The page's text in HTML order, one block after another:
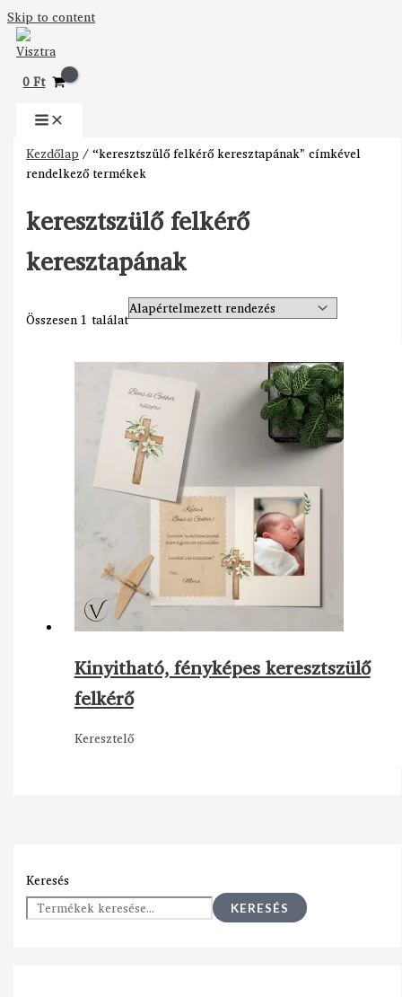
Skip to content
0Ft
Keresés
KERESÉS
Kezdőlap / “keresztszülő felkérő keresztapának” címkével
rendelkező termékek
keresztszülő felkérő
keresztapának
Összesen 1 találat
Kinyitható, fényképes keresztszülő
felkérő
Keresztelő